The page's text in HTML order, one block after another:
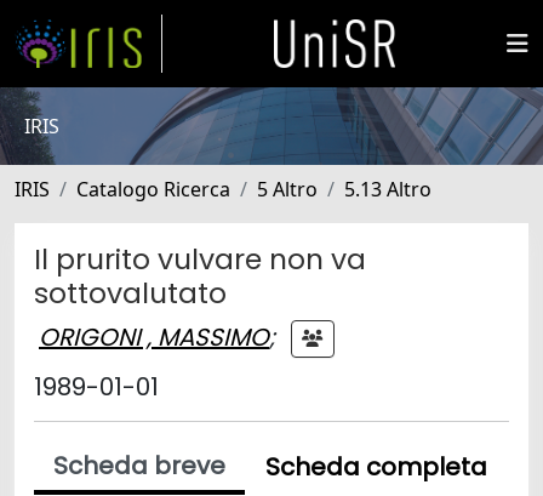
IRIS
IRIS Catalogo Ricerca 5 Altro 5.13 Altro
Il prurito vulvare non va
sottovalutato
ORIGONI , MASSIMO;
1989-01-01
Scheda breve
Scheda completa